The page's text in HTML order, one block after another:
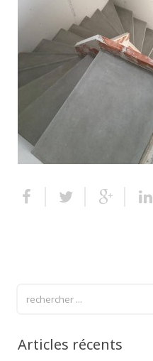
Escalier extérieur
Finitions pour escalier
Articles récents